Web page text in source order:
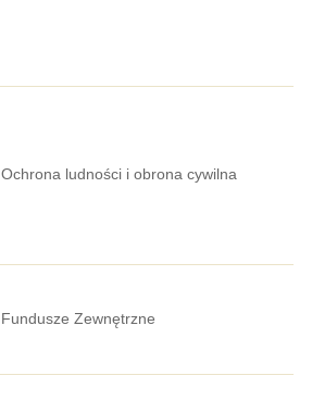
Ochrona ludności i obrona cywilna
Fundusze Zewnętrzne